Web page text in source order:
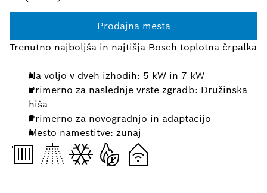
Prodajna mesta
Trenutno najboljša in najtišja Bosch toplotna črpalka
Na voljo v dveh izhodih: 5 kW in 7 kW
Primerno za naslednje vrste zgradb: Družinska
hiša
Primerno za novogradnjo in adaptacijo
Mesto namestitve: zunaj